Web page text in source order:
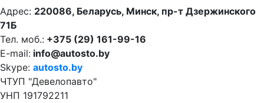
Адрес: 220086, Беларусь, Минск, пр-т Дзержинского
71Б
Тел. моб.: +375 (29) 161-99-16
E-mail: info@autosto.by
Skype: autosto.by
ЧТУП "Девелопавто"
УНП 191792211